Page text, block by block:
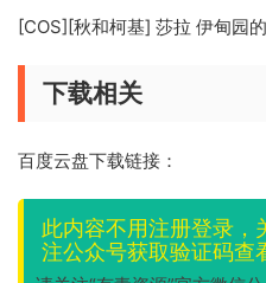
[COS][秋和柯基] 莎拉 伊甸园
下载相关
百度云盘下载链接：
此内容不用注册登录，
注公众号获取验证码查